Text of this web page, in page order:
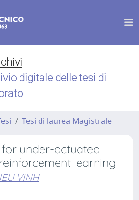
digitale delle tesi di
Tesi di laurea Magistrale
for under-actuated
learning
VINH